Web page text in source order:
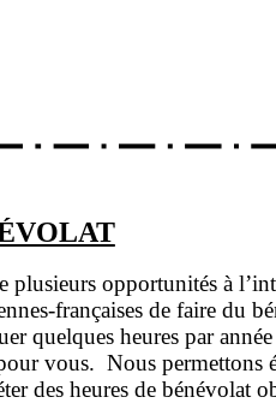
plusieurs opportunités à
françaises de faire du
quelques heures par
vous. Nous permettons
des heures de bénévolat